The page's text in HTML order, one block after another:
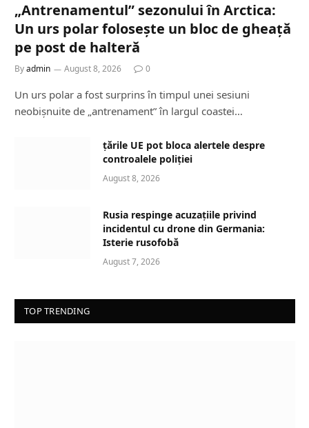
„Antrenamentul” sezonului în Arctica:
Un urs polar folosește un bloc de gheață
pe post de halteră
Byadmin August 8, 2026 0
Un urs polar a fost surprins în timpul unei sesiuni
neobișnuite de „antrenament” în largul coastei…
țările UE pot bloca alertele despre
controalele poliției
August 8, 2026
Rusia respinge acuzațiile privind
incidentul cu drone din Germania:
Isterie rusofobă
August 7, 2026
TOP TRENDING